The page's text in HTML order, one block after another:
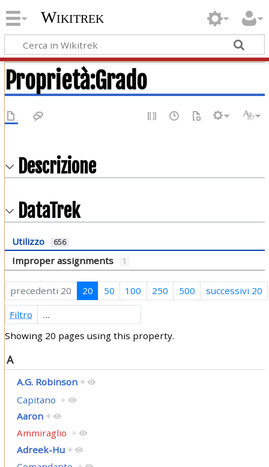
Wikitrek
Proprietà:Grado
Descrizione
DataTrek
Utilizzo 656
Improper assignments 1
precedenti 20 20 50 100 250 500
successivi 20
Filtro
Showing 20 pages using this property.
A
A.G. Robinson +
Capitano +
Aaron +
Ammiraglio +
Adreek-Hu +